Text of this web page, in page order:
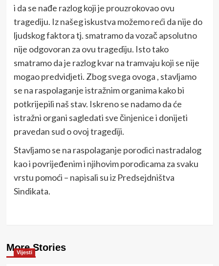
i da se nađe razlog koji je prouzrokovao ovu
tragediju. Iz našeg iskustva možemo reći da nije do
ljudskog faktora tj. smatramo da vozač apsolutno
nije odgovoran za ovu tragediju. Isto tako
smatramo da je razlog kvar na tramvaju koji se nije
mogao predvidjeti. Zbog svega ovoga , stavljamo
se na raspolaganje istražnim organima kako bi
potkrijepili naš stav. Iskreno se nadamo da će
istražni organi sagledati sve činjenice i donijeti
pravedan sud o ovoj tragediji.
Stavljamo se na raspolaganje porodici nastradalog
kao i povrijeđenim i njihovim porodicama za svaku
vrstu pomoći – napisali su iz Predsejdništva
Sindikata.
More Stories
Vijesti